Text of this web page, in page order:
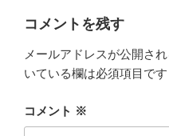
コメントを残す
メールアドレスが公開さ
いている欄は必須項目です
コメント ※